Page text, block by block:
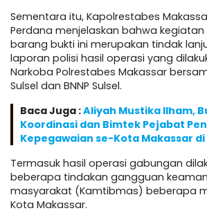
Sementara itu, Kapolrestabes
Perdana menjelaskan bahwa
barang bukti ini merupakan tindak
laporan polisi hasil operasi yang
Narkoba Polrestabes Makassar
Sulsel dan BNNP Sulsel.
Baca Juga :Aliyah Mustika Ilham,
Koordinasi dan Bimtek Pejabat
Kepegawaian se-Kota Makassar
Termasuk hasil operasi gabungan
beberapa tindakan gangguan
masyarakat (Kamtibmas) beberapa
Kota Makassar.